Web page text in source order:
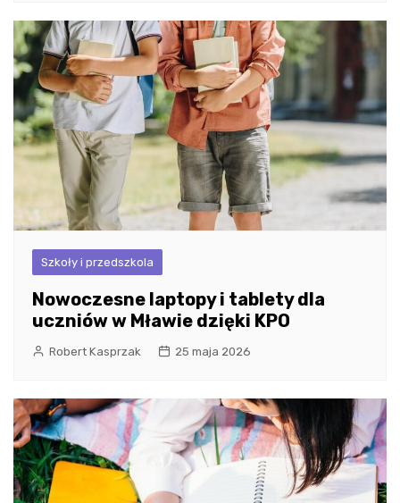
Szkoły i przedszkola
Nowoczesne laptopy i tablety dla
uczniów w Mławie dzięki KPO
Robert Kasprzak 25 maja 2026